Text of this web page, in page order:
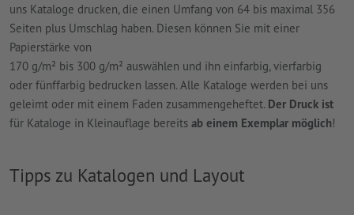
uns Kataloge drucken, die einen Umfang von 64 bis maximal 356
Seiten plus Umschlag haben. Diesen können Sie mit einer
Papierstärke von
170 g/m² bis 300 g/m² auswählen und ihn einfarbig, vierfarbig
oder fünffarbig bedrucken lassen. Alle Kataloge werden bei uns
geleimt oder mit einem Faden zusammengeheftet. Der Druck ist
für Kataloge in Kleinauflage bereits ab einem Exemplar möglich!
Tipps zu Katalogen und Layout